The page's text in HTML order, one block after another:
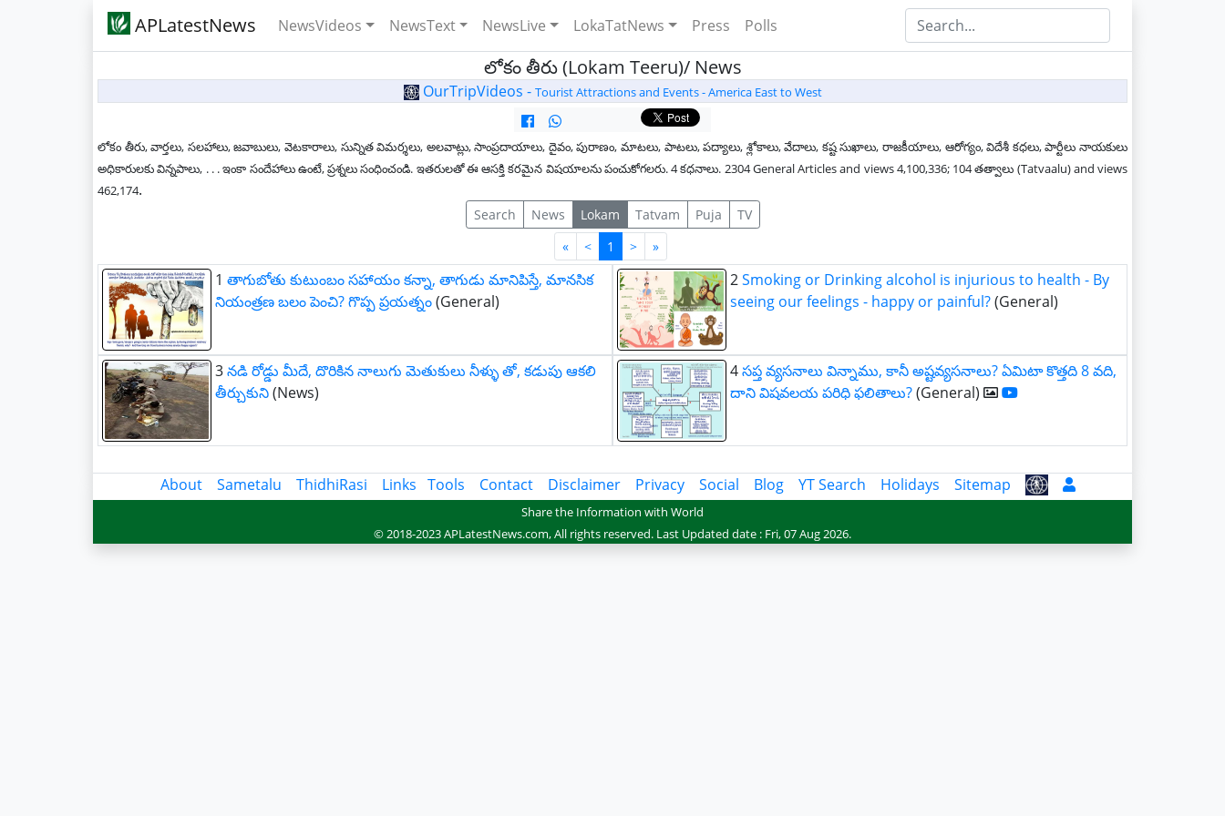
APLatestNews NewsVideos NewsText NewsLive LokaTatNews Press Polls
లోకం తీరు (Lokam Teeru)/ News
OurTripVideos - Tourist Attractions and Events - America East to West
లోకం తీరు, వార్తలు, సలహాలు, జవాబులు, వెటకారాలు, సున్నిత విమర్శలు, అలవాట్లు, సాంప్రదాయాలు, దైవం, పురాణం, మాటలు, పాటలు, పద్యాలు, శ్లోకాలు, వేదాలు, కష్ట సుఖాలు, రాజకీయాలు, ఆరోగ్యం, విదేశీ కధలు, పార్టీలు నాయకులు
అధికారులకు విన్నపాలు, . . . ఇంకా సందేహాలు ఉంటే, ప్రశ్నలు సంధించండి. ఇతరులతో ఈ ఆసక్తి కరమైన విషయాలను పంచుకోగలరు. 4 కధనాలు. 2304 General Articles and views 4,100,336; 104 తత్వాలు (Tatvaalu) and views
462,174.
Search News Lokam Tatvam Puja
TV
«First
< 1 > »Last
1 తాగుబోతు కుటుంబం సహాయం కన్నా, తాగుడు మానిపిస్తే, మానసిక
నియంత్రణ బలం పెంచి? గొప్ప ప్రయత్నం(General)
2Smoking or Drinking alcohol is injurious to health - By
seeing our feelings - happy or painful?(General)
3నడి రోడ్డు మీదే, దొరికిన నాలుగు మెతుకులు నీళ్ళు తో, కడుపు ఆకలి
తీర్చుకుని(News)
4సప్త వ్యసనాలు విన్నాము, కానీ అష్టవ్యసనాలు? ఏమిటా కొత్తది 8 వది,
దాని విషవలయ పరిధి ఫలితాలు?(General)
About Sametalu ThidhiRasi Links Tools Contact Disclaimer Privacy Social Blog YT Search Holidays Sitemap
Share the Information with World
© 2018-2023 APLatestNews.com, All rights reserved. Last Updated date : Fri, 07 Aug 2026.